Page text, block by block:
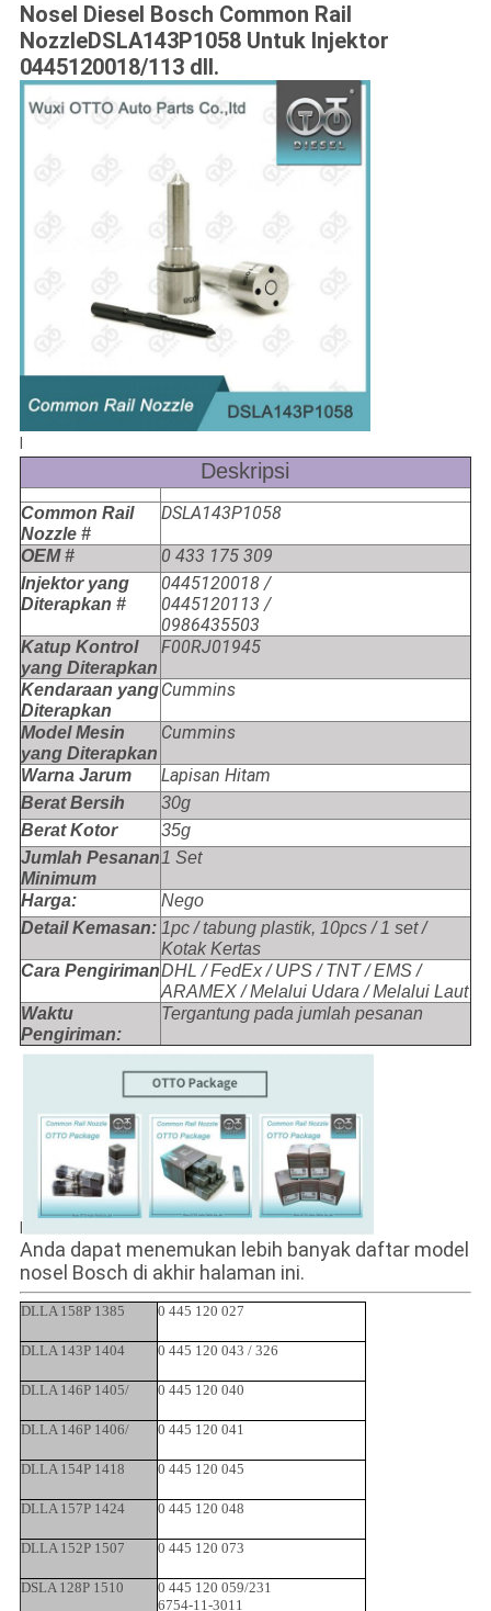
Nosel Diesel Bosch Common Rail
NozzleDSLA143P1058 Untuk Injektor
0445120018/113 dll.
Deskripsi
Common Rail
Nozzle #
DSLA143P1058
OEM # 0 433 175 309
Injektor yang
Diterapkan #
0445120018 /
0445120113 /
0986435503
Katup Kontrol
yang Diterapkan
F00RJ01945
Kendaraan yang
Diterapkan
Cummins
Model Mesin
yang Diterapkan
Cummins
Warna Jarum Lapisan Hitam
Berat Bersih
30g
Berat Kotor
35g
Jumlah Pesanan
Minimum
1 Set
Harga:
Nego
Detail Kemasan: 1pc / tabung plastik, 10pcs / 1 set /
Kotak Kertas
Cara PengirimanDHL / FedEx / UPS / TNT / EMS /
ARAMEX / Melalui Udara / Melalui Laut
Waktu
Pengiriman:
Tergantung pada jumlah pesanan
Anda dapat menemukan lebih banyak daftar model
nosel Bosch di akhir halaman ini.
DLLA 158P 1385 0 445 120 027
DLLA 143P 1404 0 445 120 043 / 326
DLLA 146P 1405/ 0 445 120 040
DLLA 146P 1406/ 0 445 120 041
DLLA 154P 1418 0 445 120 045
DLLA 157P 1424 0 445 120 048
DLLA 152P 1507 0 445 120 073
DSLA 128P 1510
0 445 120 059/231
6754-11-3011